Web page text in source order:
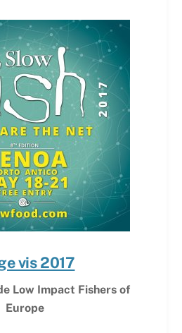
vis 2017
Low Impact Fishers of
Europe